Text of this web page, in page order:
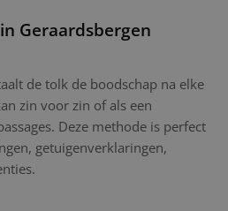
Geraardsbergen
de tolk de boodschap na elke
zin voor zin of als een
Deze methode is perfect
getuigenverklaringen,